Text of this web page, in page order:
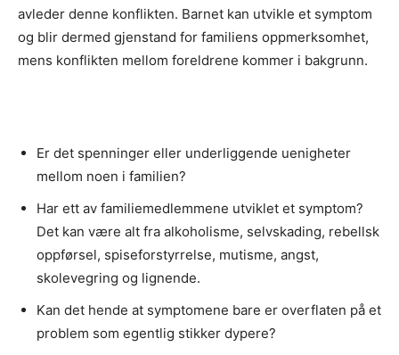
avleder denne konflikten. Barnet kan utvikle et symptom
og blir dermed gjenstand for familiens oppmerksomhet,
mens konflikten mellom foreldrene kommer i bakgrunn.
Er det spenninger eller underliggende uenigheter
mellom noen i familien?
Har ett av familiemedlemmene utviklet et symptom?
Det kan være alt fra alkoholisme, selvskading, rebellsk
oppførsel, spiseforstyrrelse, mutisme, angst,
skolevegring og lignende.
Kan det hende at symptomene bare er overflaten på et
problem som egentlig stikker dypere?